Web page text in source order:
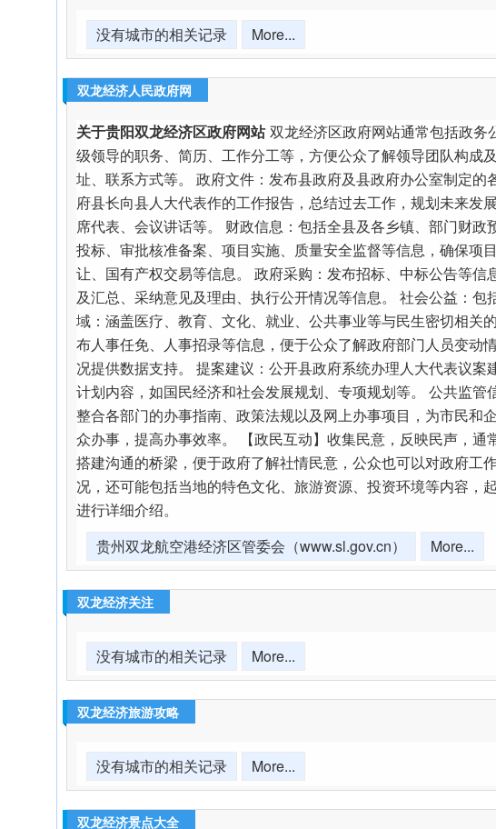
没有城市的相关记录 More...
双龙经济人民政府网
关于贵阳双龙经济区政府网站 双龙经济区政府网站通常包括政
级领导的职务、简历、工作分工等，方便公众了解领导团队构
址、联系方式等。 政府文件：发布县政府及县政府办公室制定
府县长向县人大代表作的工作报告，总结过去工作，规划未来
席代表、会议讲话等。 财政信息：包括全县及各乡镇、部门财
投标、审批核准备案、项目实施、质量安全监督等信息，确保项
让、国有产权交易等信息。 政府采购：发布招标、中标公告等
及汇总、采纳意见及理由、执行公开情况等信息。 社会公益：
域：涵盖医疗、教育、文化、就业、公共事业等与民生密切相
布人事任免、人事招录等信息，便于公众了解政府部门人员变
况提供数据支持。 提案建议：公开县政府系统办理人大代表议
计划内容，如国民经济和社会发展规划、专项规划等。 公共监
整合各部门的办事指南、政策法规以及网上办事项目，为市民
众办事，提高办事效率。 【政民互动】收集民意，反映民声，
搭建沟通的桥梁，便于政府了解社情民意，公众也可以对政府
况，还可能包括当地的特色文化、旅游资源、投资环境等内容
进行详细介绍。
贵州双龙航空港经济区管委会（www.sl.gov.cn）
More...
双龙经济关注
没有城市的相关记录 More...
双龙经济旅游攻略
没有城市的相关记录 More...
双龙经济景点大全